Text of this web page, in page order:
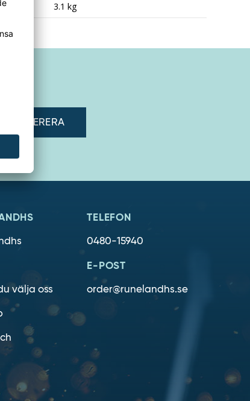
3.1 kg
välja oss
TELEFON
0480-15940
E-POST
order@runelandhs.se